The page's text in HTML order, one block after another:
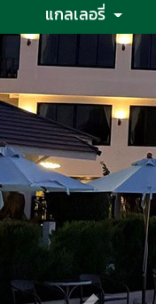
แกลเลอรี่